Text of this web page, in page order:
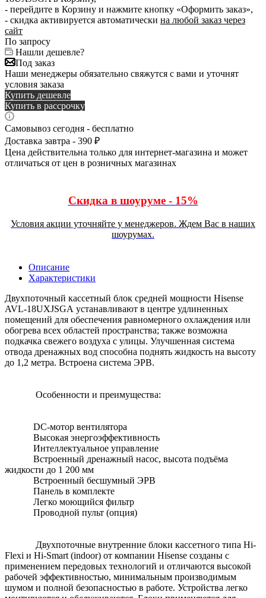
- перейдите в Корзину и нажмите кнопку «Оформить заказ»,
- скидка активируется автоматически на любой заказ через
сайт
По запросу
Нашли дешевле?
Под заказ
Наши менеджеры обязательно свяжутся с вами и уточнят
условия заказа
Купить дешевле
Купить в рассрочку
Самовывоз сегодня - бесплатно
Доставка завтра - 390 ₽
Цена действительна только для интернет-магазина и может
отличаться от цен в розничных магазинах
Скидка в шоуруме - 15%
Условия акции уточняйте у менеджеров. Ждем Вас в наших
шоурумах.
Описание
Характеристики
Двухпоточный кассетный блок средней мощности Hisense
AVL-18UXJSGA устанавливают в центре удлиненных
помещений для обеспечения равномерного охлаждения или
обогрева всех областей пространства; также возможна
подкачка свежего воздуха с улицы. Улучшенная система
отвода дренажных вод способна поднять жидкость на высоту
до 1,2 метра. Встроена система ЭРВ.
Особенности и преимущества:
DC-мотор вентилятора
Высокая энергоэффективность
Интеллектуальное управление
Встроенный дренажный насос, высота подъёма
жидкости до 1 200 мм
Встроенный бесшумный ЭРВ
Панель в комплекте
Легко моющийся фильтр
Проводной пульт (опция)
Двухпоточные внутренние блоки кассетного типа Hi-
Flexi и Hi-Smart (indoor) от компании Hisense созданы с
применением передовых технологий и отличаются высокой
рабочей эффективностью, минимальным производимым
шумом и полной безопасностью в работе. Устройства легко